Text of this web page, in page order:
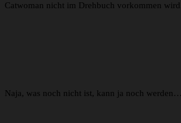
Catwoman nicht im Drehbuch vorkommen wird.
Naja, was noch nicht ist, kann ja noch werden…